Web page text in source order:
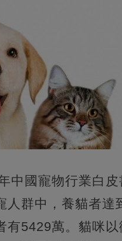
中國寵物行業白皮
人群中，養貓者達
有5429萬。貓咪以